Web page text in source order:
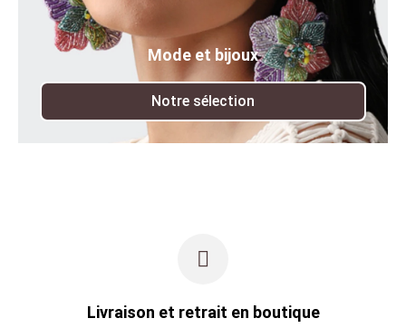
Mode et bijoux
Notre sélection
Livraison et retrait en boutique